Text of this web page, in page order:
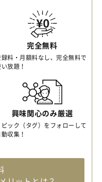
完全無料
料・月額料なし、完全無料で
放題！
興味関心のみ厳選
ピック（タグ）をフォローして
動収集！